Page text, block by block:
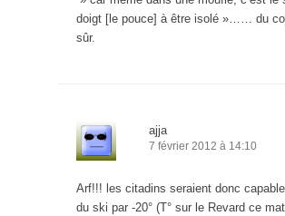
doigt [le pouce] à être isolé »…… du
sûr.
ajja
7 février 2012 à 14:10
Arf!!! les citadins seraient donc
du ski par -20° (T° sur le Revard ce